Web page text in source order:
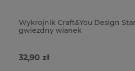
Wykrojnik Craft&You Design
gwiezdny wianek
32,90 zł